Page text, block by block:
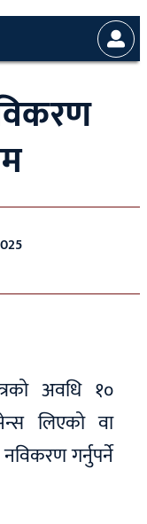
अवधि १०
लिएको वा
गर्नुपर्ने